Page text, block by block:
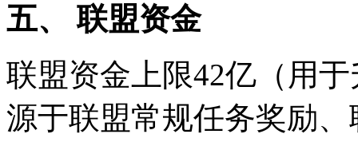
五、 联盟资金
联盟资金上限42亿（用
源于联盟常规任务奖励